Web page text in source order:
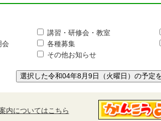
講習・研修会・教室
会
各種募集
その他お知らせ
選択した令和04年8月9日（火曜日）の予定
内についてはこちら